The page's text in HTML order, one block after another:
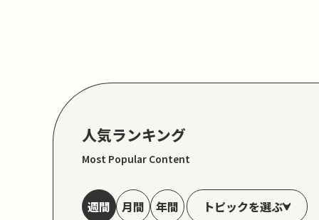
人気ランキング
Most Popular Content
週間 月間 年間 トピックを選ぶ